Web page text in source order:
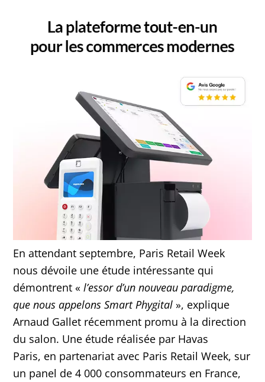
En attendant septembre, Paris Retail Week
nous dévoile une étude intéressante qui
démontrent «l’essor d’un nouveau paradigme,
que nous appelons Smart Phygital », explique
Arnaud Gallet récemment promu à la direction
du salon. Une étude réalisée par Havas
Paris, en partenariat avec Paris Retail Week, sur
un panel de 4 000 consommateurs en France,